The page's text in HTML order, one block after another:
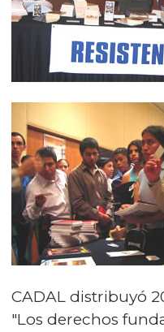
CADAL distribuyó
"Los derechos